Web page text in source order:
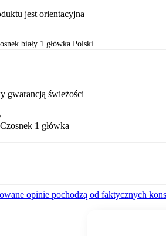
jest orientacyjna
biały 1 główka Polski
gwarancją świeżości
1 główka
opinie pochodzą od faktycznych